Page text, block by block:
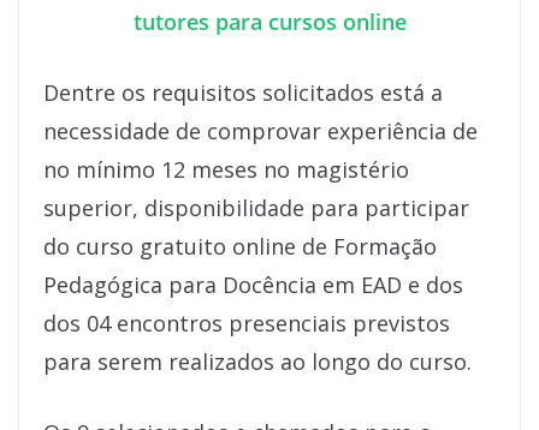
tutores para cursos online
Dentre os requisitos solicitados está a
necessidade de comprovar experiência de
no mínimo 12 meses no magistério
superior, disponibilidade para participar
do curso gratuito online de Formação
Pedagógica para Docência em EAD e dos
dos 04 encontros presenciais previstos
para serem realizados ao longo do curso.